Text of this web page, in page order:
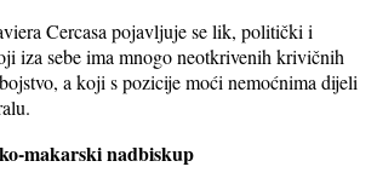
Cercasa pojavljuje se lik, politički i
iza sebe ima mnogo neotkrivenih krivičnih
a koji s pozicije moći nemoćnima dijeli
makarski nadbiskup